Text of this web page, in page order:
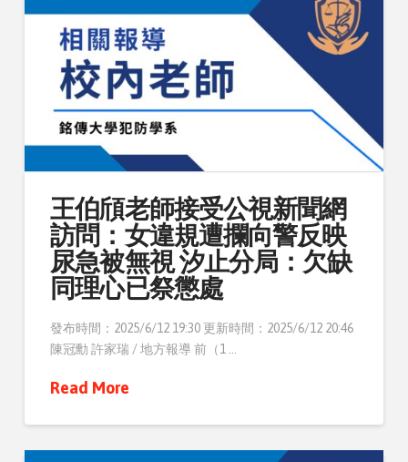
王伯頎老師接受公視新聞網
訪問：女違規遭攔向警反映
尿急被無視 汐止分局：欠缺
同理心已祭懲處
發布時間：2025/6/12 19:30 更新時間：2025/6/12 20:46
陳冠勳 許家瑞 / 地方報導 前（1 …
Read More